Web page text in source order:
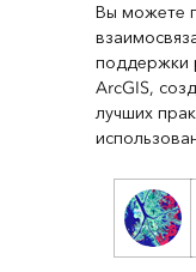
Вы можете
поддержки
ArcGIS,
лучших